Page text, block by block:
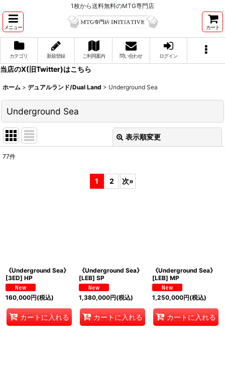
1枚から送料無料のMTG専門店
メニュー カート
カテゴリ 新規登録 ご利用案内 問い合わせ ログイン
当店のX(旧Twitter)はこちら
ホーム > デュアルランド/Dual Land > Underground Sea
Underground Sea
表示順変更
77件
1 2 次»
《Underground Sea》
[3ED] HP
160,000円(税込)
カートに入れる
《Underground Sea》
[LEB] SP
1,380,000円(税込)
カートに入れる
《Underground Sea》
[LEB] MP
1,250,000円(税込)
カートに入れる